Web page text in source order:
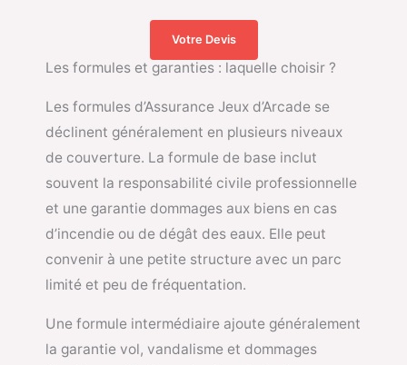
Votre Devis
Les formules et garanties : laquelle choisir ?
Les formules d’Assurance Jeux d’Arcade se
déclinent généralement en plusieurs niveaux
de couverture. La formule de base inclut
souvent la responsabilité civile professionnelle
et une garantie dommages aux biens en cas
d’incendie ou de dégât des eaux. Elle peut
convenir à une petite structure avec un parc
limité et peu de fréquentation.
Une formule intermédiaire ajoute généralement
la garantie vol, vandalisme et dommages